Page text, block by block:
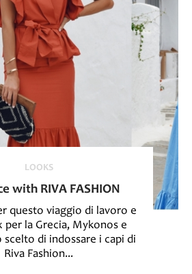
LOOKS
with RIVA FASHION
questo viaggio di lavoro e
per la Grecia, Mykonos e
scelto di indossare i capi di
Riva Fashion...